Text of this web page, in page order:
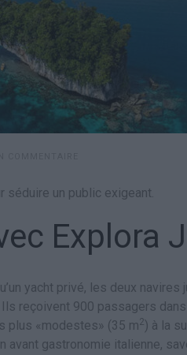
un public exigeant.
Explora
yacht privé, les deux navires
Ils reçoivent 900 passagers
plus «modestes» (35 m2) à la
avant gastronomie italienne,